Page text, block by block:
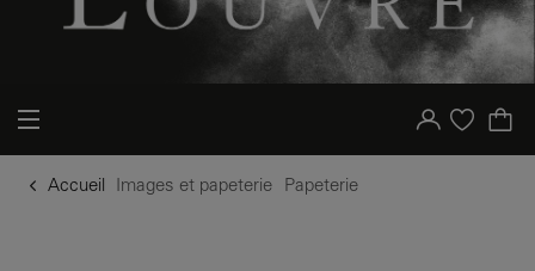
Votre compte
Liste d'achat
Accueil Images et papeterie Papeterie